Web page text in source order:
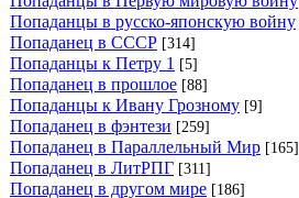
Попаданцы в русско-японскую войну
Попаданец в СССР [314]
Попаданцы к Петру 1 [5]
Попаданец в прошлое [88]
Попаданцы к Ивану Грозному [9]
Попаданец в фэнтези [259]
Попаданец в Параллельный Мир [165]
Попаданец в ЛитРПГ [311]
Попаданец в другом мире [186]